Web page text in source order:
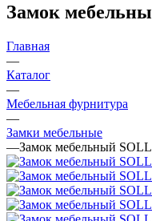
Замок
Главная
—
Каталог
—
Мебельная фурнитура
—
Замки мебельные
—Замок мебельный